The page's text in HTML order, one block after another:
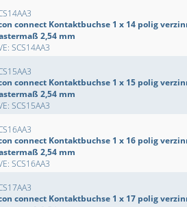
connect Kontaktbuchse 1 x 14 polig
2,54 mm
SCS14AA3
connect Kontaktbuchse 1 x 15 polig
2,54 mm
SCS15AA3
connect Kontaktbuchse 1 x 16 polig
2,54 mm
SCS16AA3
connect Kontaktbuchse 1 x 17 polig